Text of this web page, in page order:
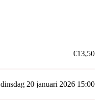
€13,50
dinsdag 20 januari 2026 15:00